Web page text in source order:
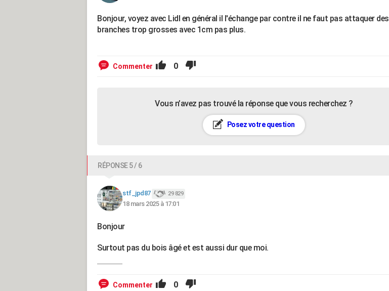
Bonjour, voyez avec Lidl en général il l'échange par contre il ne faut pas attaquer des
branches trop grosses avec 1cm pas plus.
Commenter 0
Vous n’avez pas trouvé la réponse que vous recherchez ?
Posez votre question
RÉPONSE 5 / 6
stf_jpd87 29 829
18 mars 2025 à 17:01
Bonjour
Surtout pas du bois âgé et est aussi dur que moi.
Commenter 0